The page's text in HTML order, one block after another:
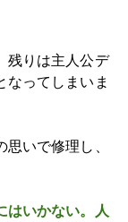
残りは主人公デ
なってしまいま
いで修理し、
はいかない。人